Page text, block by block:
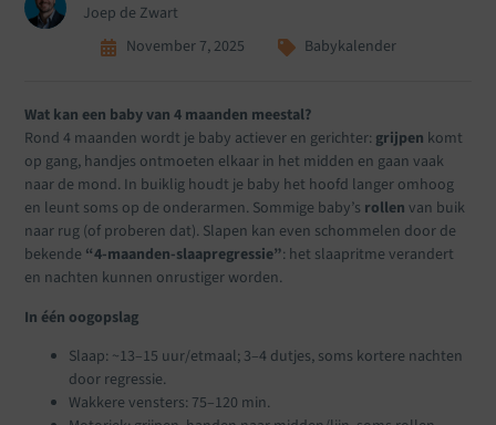
Joep de Zwart
November 7, 2025
Babykalender
Wat kan een baby van 4 maanden meestal?
Rond 4 maanden wordt je baby actiever en gerichter: grijpen komt
op gang, handjes ontmoeten elkaar in het midden en gaan vaak
naar de mond. In buiklig houdt je baby het hoofd langer omhoog
en leunt soms op de onderarmen. Sommige baby’s rollen van buik
naar rug (of proberen dat). Slapen kan even schommelen door de
bekende “4-maanden-slaapregressie”: het slaapritme verandert
en nachten kunnen onrustiger worden.
In één oogopslag
Slaap: ~13–15 uur/etmaal; 3–4 dutjes, soms kortere nachten
door regressie.
Wakkere vensters: 75–120 min.